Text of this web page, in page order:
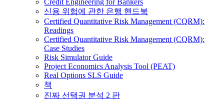
신용 위험에 관한 은행 핸드북
Certified Quantitative Risk Management (CQRM):
Readings
Certified Quantitative Risk Management (CQRM):
Case Studies
Risk Simulator Guide
Project Economics Analysis Tool (PEAT)
Real Options SLS Guide
책
진짜 선택권 분석 2 판